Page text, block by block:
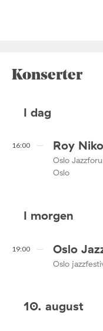
Konserter
I dag
16:00 Roy
Oslo
Oslo
I morgen
19:00 Oslo
Oslo
10. august